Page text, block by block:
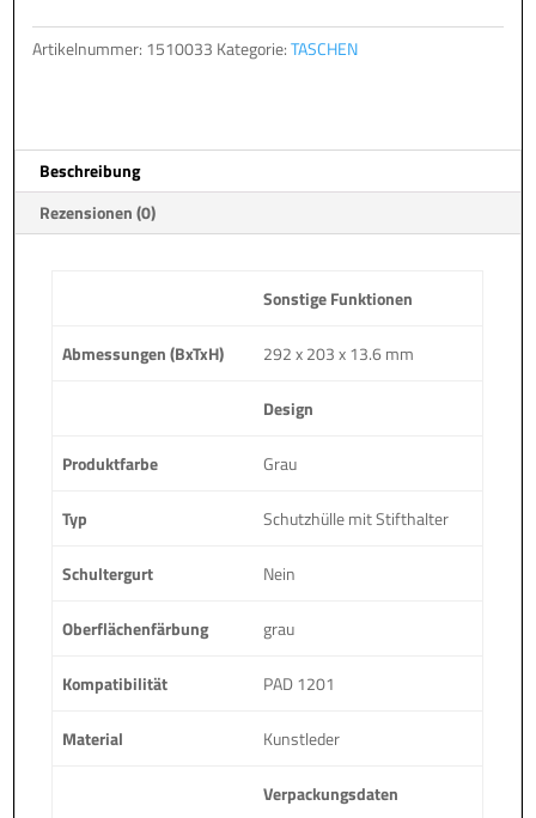
Stift-
Halter
PAD
1201
Menge
i
:
Artikelnummer: 1510033 Kategorie:TASCHEN
Beschreibung
Rezensionen (0)
Sonstige Funktionen
Abmessungen (BxTxH) 292 x 203 x 13.6 mm
Design
Produktfarbe Grau
Typ Schutzhülle mit Stifthalter
Schultergurt Nein
Oberflächenfärbung grau
Kompatibilität PAD 1201
Material Kunstleder
Verpackungsdaten